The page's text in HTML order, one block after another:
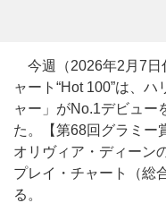
今週（2026年2月7日
ャート“Hot 100”は、
ャー」がNo.1デビュー
た。【第68回グラミー
オリヴィア・ディーン
プレイ・チャート（総
る。